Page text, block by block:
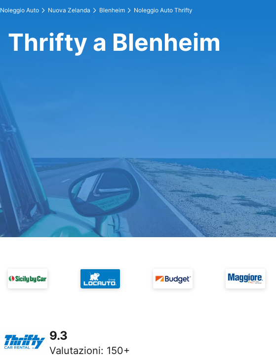
Noleggio Auto Nuova Zelanda Blenheim Noleggio Auto Thrifty
Thrifty a Blenheim
9.3
Valutazioni: 150+